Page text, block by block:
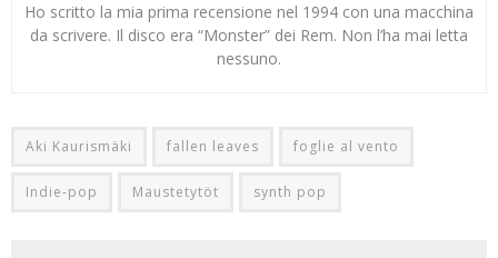
Ho scritto la mia prima recensione nel 1994 con una macchina
da scrivere. Il disco era “Monster” dei Rem. Non l’ha mai letta
nessuno.
Aki Kaurismäki fallen leaves foglie al vento
Indie-pop Maustetytöt synth pop